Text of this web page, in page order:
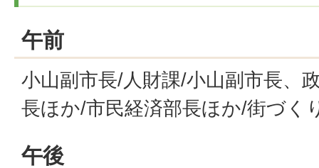
午前
小山副市長/人財課/小山副市長、
長ほか/市民経済部長ほか/街づく
午後